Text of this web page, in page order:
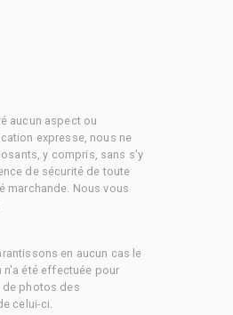
aucun aspect ou
expresse, nous ne
y compris, sans s'y
de sécurité de toute
marchande. Nous vous
en aucun cas le
été effectuée pour
de photos des
celui-ci.